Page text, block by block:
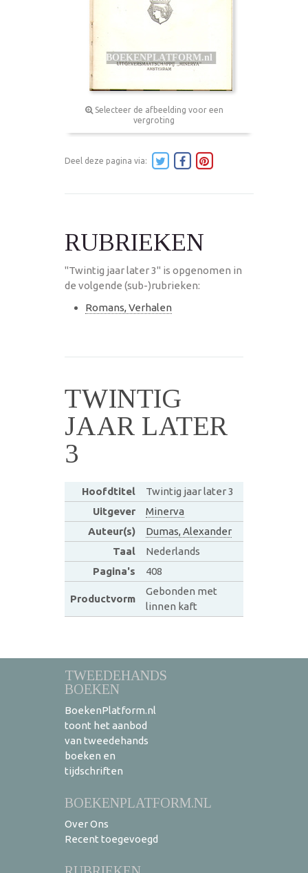
Selecteer de afbeelding voor een
vergroting
Deel deze pagina via:
RUBRIEKEN
"Twintig jaar later 3" is opgenomen in
de volgende (sub-)rubrieken:
Romans, Verhalen
TWINTIG
JAAR LATER
3
Hoofdtitel
Twintig jaar later 3
Uitgever
Minerva
Auteur(s)
Dumas, Alexander
Taal
Nederlands
Pagina's
408
Productvorm
Gebonden met
linnen kaft
TWEEDEHANDS
BOEKEN
BoekenPlatform.nl
toont het aanbod
van tweedehands
boeken en
tijdschriften
BOEKENPLATFORM.NL
Over Ons
Recent toegevoegd